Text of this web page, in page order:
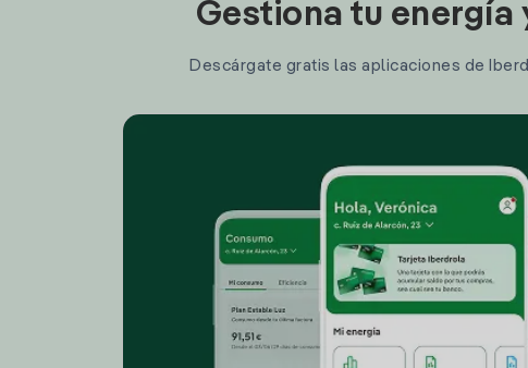
Gestiona tu
Descárgate gratis las aplicaciones de